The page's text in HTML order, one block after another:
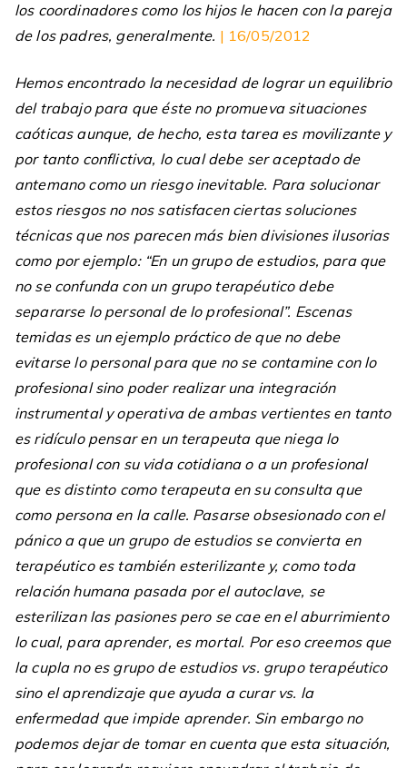
los coordinadores como los hijos le hacen con la pareja
de los padres, generalmente. | 16/05/2012
Hemos encontrado la necesidad de lograr un equilibrio
del trabajo para que éste no promueva situaciones
caóticas aunque, de hecho, esta tarea es movilizante y
por tanto conflictiva, lo cual debe ser aceptado de
antemano como un riesgo inevitable. Para solucionar
estos riesgos no nos satisfacen ciertas soluciones
técnicas que nos parecen más bien divisiones ilusorias
como por ejemplo: “En un grupo de estudios, para que
no se confunda con un grupo terapéutico debe
separarse lo personal de lo profesional”. Escenas
temidas es un ejemplo práctico de que no debe
evitarse lo personal para que no se contamine con lo
profesional sino poder realizar una integración
instrumental y operativa de ambas vertientes en tanto
es ridículo pensar en un terapeuta que niega lo
profesional con su vida cotidiana o a un profesional
que es distinto como terapeuta en su consulta que
como persona en la calle. Pasarse obsesionado con el
pánico a que un grupo de estudios se convierta en
terapéutico es también esterilizante y, como toda
relación humana pasada por el autoclave, se
esterilizan las pasiones pero se cae en el aburrimiento
lo cual, para aprender, es mortal. Por eso creemos que
la cupla no es grupo de estudios vs. grupo terapéutico
sino el aprendizaje que ayuda a curar vs. la
enfermedad que impide aprender. Sin embargo no
podemos dejar de tomar en cuenta que esta situación,